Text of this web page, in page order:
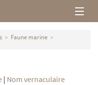
Faune marine
| Nom vernaculaire